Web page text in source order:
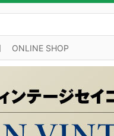
ONLINE SHOP